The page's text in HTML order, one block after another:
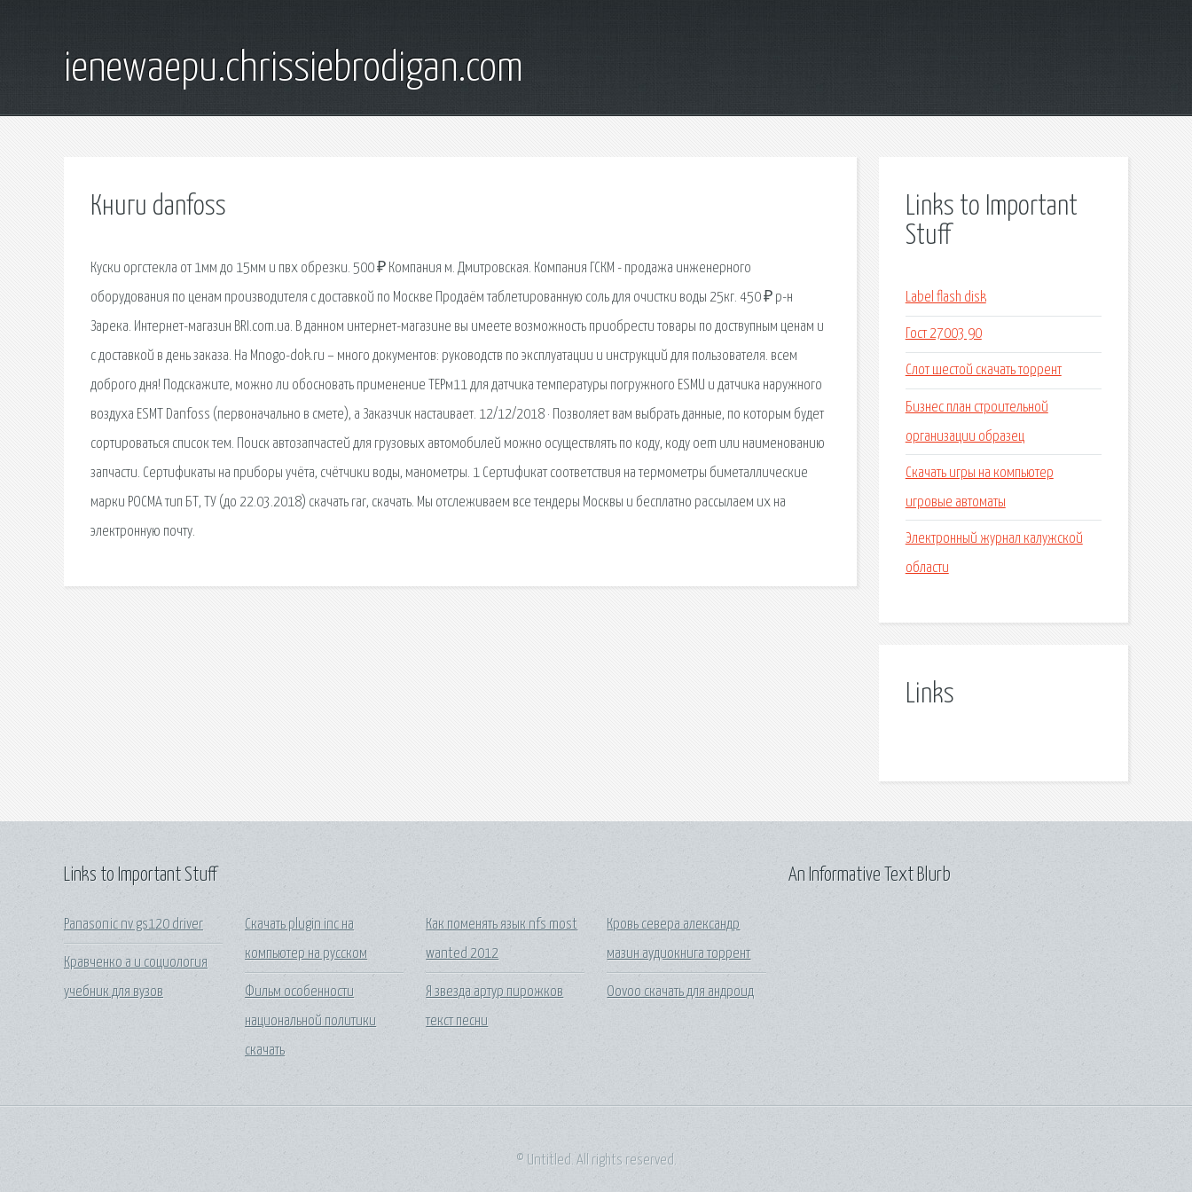
ienewaepu.chrissiebrodigan.com
Книги danfoss
Куски оргстекла от 1мм до 15мм и пвх обрезки. 500 ₽ Компания м. Дмитровская. Компания ГСКМ - продажа инженерного
оборудования по ценам производителя с доставкой по Москве Продаём таблетированную соль для очистки воды 25кг. 450 ₽ р-н
Зарека. Интернет-магазин BRI.com.ua. В данном интернет-магазине вы имеете возможность приобрести товары по доствупным ценам и
с доставкой в день заказа. На Mnogo-dok.ru – много документов: руководств по эксплуатации и инструкций для пользователя. всем
доброго дня! Подскажите, можно ли обосновать применение ТЕРм11 для датчика температуры погружного ESMU и датчика наружного
воздуха ESMT Danfoss (первоначально в смете), а Заказчик настаивает. 12/12/2018 · Позволяет вам выбрать данные, по которым будет
сортироваться список тем. Поиск автозапчастей для грузовых автомобилей можно осуществлять по коду, коду oem или наименованию
запчасти. Сертификаты на приборы учёта, счётчики воды, манометры. 1 Сертификат соответствия на термометры биметаллические
марки РОСМА тип БТ, ТУ (до 22.03.2018) скачать rar, скачать. Мы отслеживаем все тендеры Москвы и бесплатно рассылаем их на
электронную почту.
Links to Important
Stuff
Label flash disk
Гост 27003 90
Слот шестой скачать торрент
Бизнес план строительной
организации образец
Скачать игры на компьютер
игровые автоматы
Электронный журнал калужской
области
Links
Links to Important Stuff
Panasonic nv gs120 driver
Кравченко а и социология
учебник для вузов
Скачать plugin inc на
компьютер на русском
Фильм особенности
национальной политики
скачать
Как поменять язык nfs most
wanted 2012
Я звезда артур пирожков
текст песни
Кровь севера александр
мазин аудиокнига торрент
Oovoo скачать для андроид
An Informative Text Blurb
© Untitled. All rights reserved.